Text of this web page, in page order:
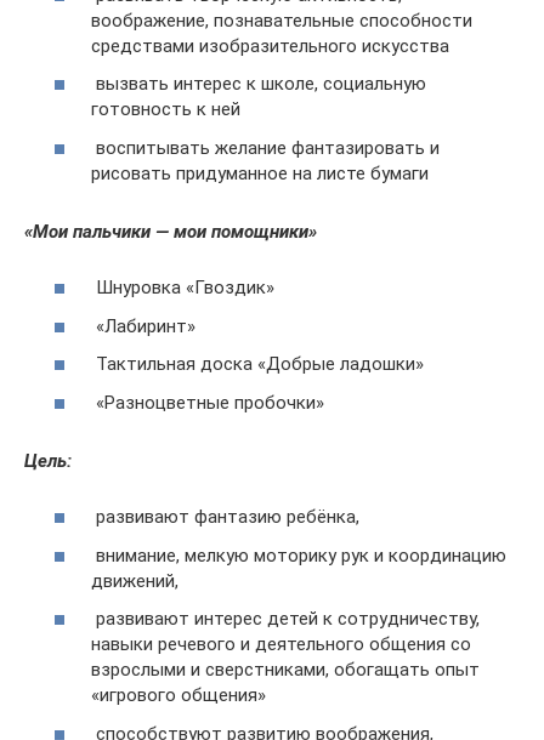
воображение, познавательные способности
средствами изобразительного искусства
вызвать интерес к школе, социальную
готовность к ней
воспитывать желание фантазировать и
рисовать придуманное на листе бумаги
«Мои пальчики — мои помощники»
Шнуровка «Гвоздик»
«Лабиринт»
Тактильная доска «Добрые ладошки»
«Разноцветные пробочки»
Цель:
развивают фантазию ребёнка,
внимание, мелкую моторику рук и координацию
движений,
развивают интерес детей к сотрудничеству,
навыки речевого и деятельного общения со
взрослыми и сверстниками, обогащать опыт
«игрового общения»
способствуют развитию воображения,